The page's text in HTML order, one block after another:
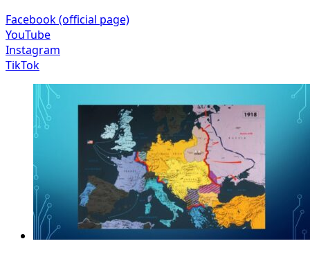
Facebook (official page)
YouTube
Instagram
TikTok